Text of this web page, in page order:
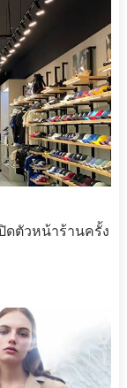
ดตัวหน้าร้านครั้ง